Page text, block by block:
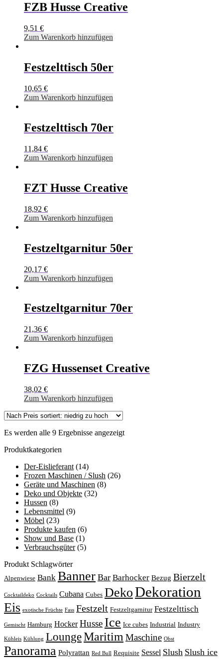
FZB Husse Creative
9,51 €
Zum Warenkorb hinzufügen
Festzelttisch 50er
10,65 €
Zum Warenkorb hinzufügen
Festzelttisch 70er
11,84 €
Zum Warenkorb hinzufügen
FZT Husse Creative
18,92 €
Zum Warenkorb hinzufügen
Festzeltgarnitur 50er
20,17 €
Zum Warenkorb hinzufügen
Festzeltgarnitur 70er
21,36 €
Zum Warenkorb hinzufügen
FZG Hussenset Creative
38,02 €
Zum Warenkorb hinzufügen
Es werden alle 9 Ergebnisse angezeigt
Produktkategorien
Der-Eislieferant (14)
Frozen Maschinen / Slush (26)
Geräte und Maschinen (8)
Deko und Objekte (32)
Hussen (8)
Lebensmittel (9)
Möbel (23)
Produkte kaufen (6)
Show und Base (1)
Verbrauchsgüter (5)
Produkt Schlagwörter
Alpenwiese Bank Banner Bar Barhocker Bezug Bierzelt
Cocktaildeko Cocktails Cubana Cubes DekoDekoration
Eis exotische Früchte Fass Festzelt Festzeltgarnitur Festzelttisch
Gemischt Hamburg Hocker Husse Ice Ice cubes Industrial Industry
Kühleis Kühlung LoungeMaritim Maschine Obst
Panorama Polyrattan Red Bull Requisite Sessel Slush Slush ice